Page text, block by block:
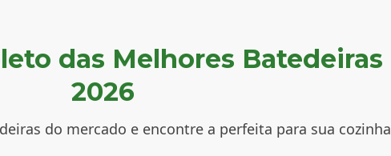
das Melhores Batedeiras
2026
do mercado e encontre a perfeita para sua cozinha